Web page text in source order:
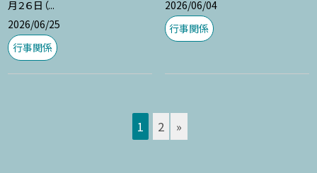
月２６日（...
2026/06/25
行事関係
2026/06/04
行事関係
1 2 »